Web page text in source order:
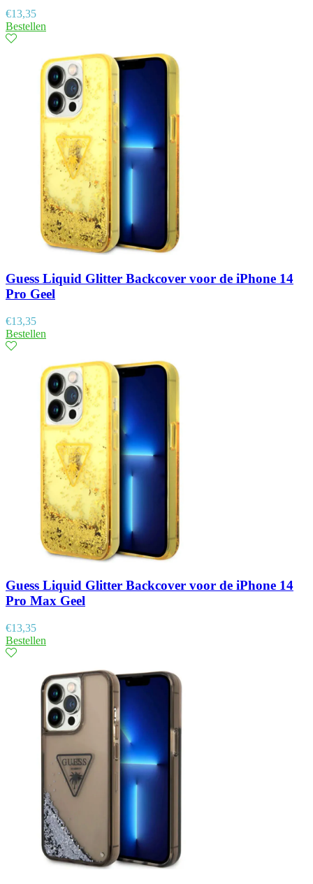
€13,35
Bestellen
Guess Liquid Glitter Backcover voor de iPhone 14
Pro Geel
€13,35
Bestellen
Guess Liquid Glitter Backcover voor de iPhone 14
Pro Max Geel
€13,35
Bestellen